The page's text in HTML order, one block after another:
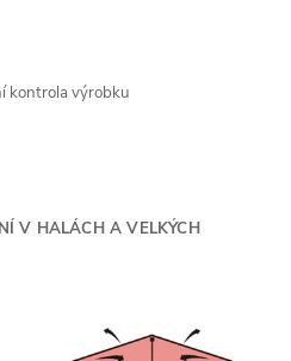
kontrola výrobku
V HALÁCH A VELKÝCH